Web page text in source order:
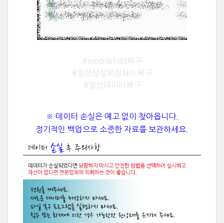
#mobilehdd복구
#일산삼성외장하드복구
#일산데이터복구
※ 데이터 손실은 예고 없이 찾아옵니다.
정기적인 백업으로 소중한 자료를 보관하세요.